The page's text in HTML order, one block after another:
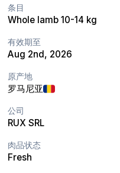
条目
Whole lamb 10-14 kg
有效期至
Aug 2nd, 2026
原产地
罗马尼亚
公司
RUX SRL
肉品状态
Fresh